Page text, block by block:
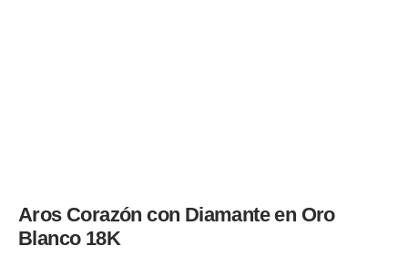
Aros Corazón con Diamante en Oro
Blanco 18K